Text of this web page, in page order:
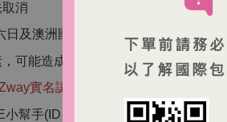
消
及澳洲國定假日)
可能造成商品延宕，還請耐心等待
實名認證
幫手(ID：ourchoice888tw)